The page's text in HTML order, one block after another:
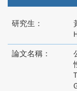
研究生：
論文名稱：